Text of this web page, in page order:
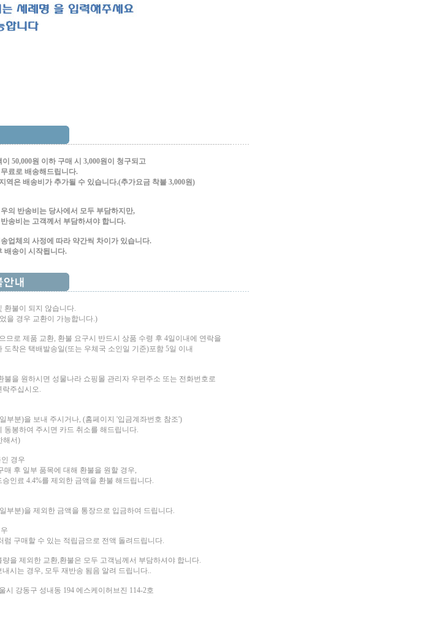
50,000원 이하 구매 시 3,000원이 청구되고
료로 배송해드립니다.
역은 배송비가 추가될 수 있습니다.(추가요금 착불 3,000원)
의 반송비는 당사에서 모두 부담하지만,
송비는 고객께서 부담하셔야 합니다.
업체의 사정에 따라 약간씩 차이가 있습니다.
배송이 시작됩니다.
환불이 되지 않습니다.
을 경우 교환이 가능합니다.)
므로 제품 교환, 환불 요구시 반드시 상품 수령 후 4일이내에 연락을
도착은 택배발송일(또는 우체국 소인일 기준)포함 5일 이내
불을 원하시면 성물나라 쇼핑몰 관리자 우편주소 또는 전화번호로
주십시오.
부분)을 보내 주시거나, (홈페이지 '입금계좌번호 참조')
봉하여 주시면 카드 취소를 해드립니다.
해서)
경우
후 일부 품목에 대해 환불을 원할 경우,
인료 4.4%를 제외한 금액을 환불 해드립니다.
부분)을 제외한 금액을 통장으로 입금하여 드립니다.
구매할 수 있는 적립금으로 전액 돌려드립니다.
을 제외한 교환,환불은 모두 고객님께서 부담하셔야 합니다.
시는 경우, 모두 재반송 됨음 알려 드립니다..
시 강동구 성내동 194 에스케이허브진 114-2호